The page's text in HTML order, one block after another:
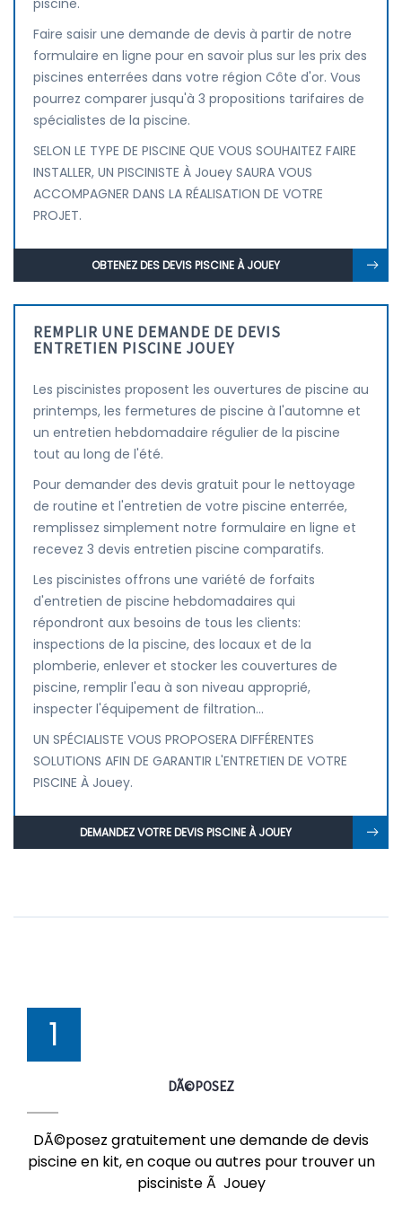
piscine.
Faire saisir une demande de devis à partir de notre
formulaire en ligne pour en savoir plus sur les prix des
piscines enterrées dans votre région Côte d'or. Vous
pourrez comparer jusqu'à 3 propositions tarifaires de
spécialistes de la piscine.
SELON LE TYPE DE PISCINE QUE VOUS SOUHAITEZ FAIRE
INSTALLER, UN PISCINISTE À Jouey SAURA VOUS
ACCOMPAGNER DANS LA RÉALISATION DE VOTRE
PROJET.
OBTENEZ DES DEVIS PISCINE À JOUEY
REMPLIR UNE DEMANDE DE DEVIS
ENTRETIEN PISCINE JOUEY
Les piscinistes proposent les ouvertures de piscine au
printemps, les fermetures de piscine à l'automne et
un entretien hebdomadaire régulier de la piscine
tout au long de l'été.
Pour demander des devis gratuit pour le nettoyage
de routine et l'entretien de votre piscine enterrée,
remplissez simplement notre formulaire en ligne et
recevez 3 devis entretien piscine comparatifs.
Les piscinistes offrons une variété de forfaits
d'entretien de piscine hebdomadaires qui
répondront aux besoins de tous les clients:
inspections de la piscine, des locaux et de la
plomberie, enlever et stocker les couvertures de
piscine, remplir l'eau à son niveau approprié,
inspecter l'équipement de filtration...
UN SPÉCIALISTE VOUS PROPOSERA DIFFÉRENTES
SOLUTIONS AFIN DE GARANTIR L'ENTRETIEN DE VOTRE
PISCINE À Jouey.
DEMANDEZ VOTRE DEVIS PISCINE À JOUEY
1
DÃ©POSEZ
DÃ©posez gratuitement une demande de devis
piscine en kit, en coque ou autres pour trouver un
pisciniste Ã Jouey